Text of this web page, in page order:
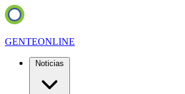
GENTEONLINE
Noticias